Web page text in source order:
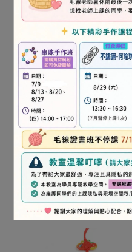
杯墊系列-聖誕樹-平面系
列-初級-串珠材料包
NT$180
加入購物車